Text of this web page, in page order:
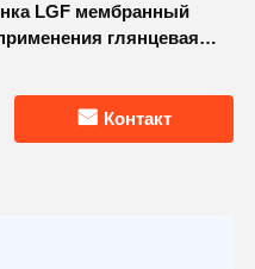
LGF мембранный
глянцевая
Контакт